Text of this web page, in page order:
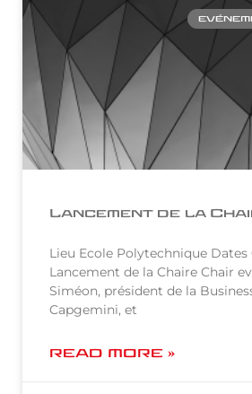
Lancement de la
Lieu Ecole Polytechnique Dates
Lancement de la Chaire Chair
Siméon, président de la
Capgemini, et
READ MORE »